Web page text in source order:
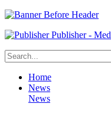
Publisher -
Home
News
News